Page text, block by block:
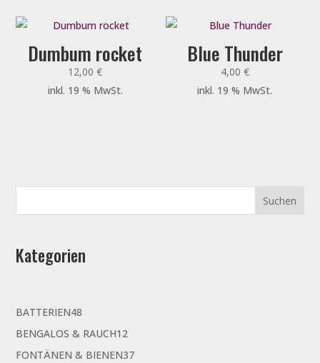
Dumbum rocket
12,00€
inkl. 19 % MwSt.
Blue Thunder
4,00 €
inkl. 19 % MwSt.
Kategorien
BATTERIEN48
Produkte
BENGALOS & RAUCH1212
Produkte
FONTÄNEN & BIENEN3737